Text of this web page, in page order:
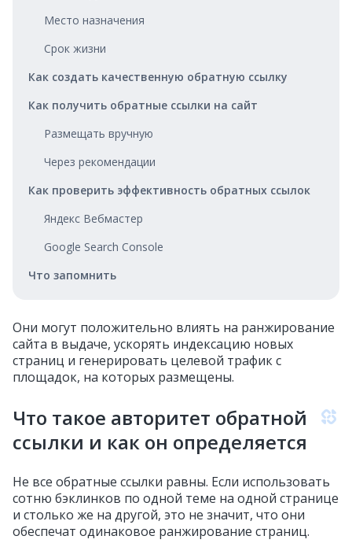
Место назначения
Срок жизни
Как создать качественную обратную ссылку
Как получить обратные ссылки на сайт
Размещать вручную
Через рекомендации
Как проверить эффективность обратных ссылок
Яндекс Вебмастер
Google Search Console
Что запомнить
Они могут положительно влиять на ранжирование
сайта в выдаче, ускорять индексацию новых
страниц и генерировать целевой трафик с
площадок, на которых размещены.
Что такое авторитет обратной
ссылки и как он определяется
Не все обратные ссылки равны. Если использовать
сотню бэклинков по одной теме на одной странице
и столько же на другой, это не значит, что они
обеспечат одинаковое ранжирование страниц.